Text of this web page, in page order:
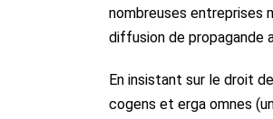
nombreuses entreprises
diffusion de propagande
En insistant sur le droit
cogens et erga omnes